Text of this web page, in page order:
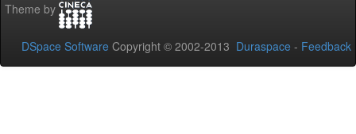
Theme by
DSpace Software Copyright © 2002-2013 Duraspace - Feedback